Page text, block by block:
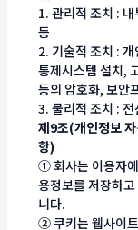
1. 관리적 조치 :
등
2. 기술적 조치 :
통제시스템 설치,
등의 암호화, 보안
3. 물리적 조치 :
제9조(개인정보
항)
① 회사는 이용자
용정보를 저장하
니다.
② 쿠키는 웹사이